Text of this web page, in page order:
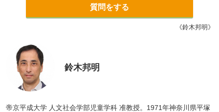
質問をする
《鈴木邦明》
鈴木邦明
帝京平成大学 人文社会学部児童学科 准教授。1971年神奈川県平塚